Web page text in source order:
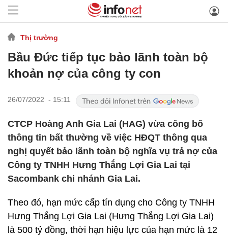
Thị trường
Bầu Đức tiếp tục bảo lãnh toàn bộ
khoản nợ của công ty con
26/07/2022 - 15:11
CTCP Hoàng Anh Gia Lai (HAG) vừa công bố
thông tin bất thường về việc HĐQT thông qua
nghị quyết bảo lãnh toàn bộ nghĩa vụ trả nợ của
Công ty TNHH Hưng Thắng Lợi Gia Lai tại
Sacombank chi nhánh Gia Lai.
Theo đó, hạn mức cấp tín dụng cho Công ty TNHH
Hưng Thắng Lợi Gia Lai (Hưng Thắng Lợi Gia Lai)
là 500 tỷ đồng, thời hạn hiệu lực của hạn mức là 12